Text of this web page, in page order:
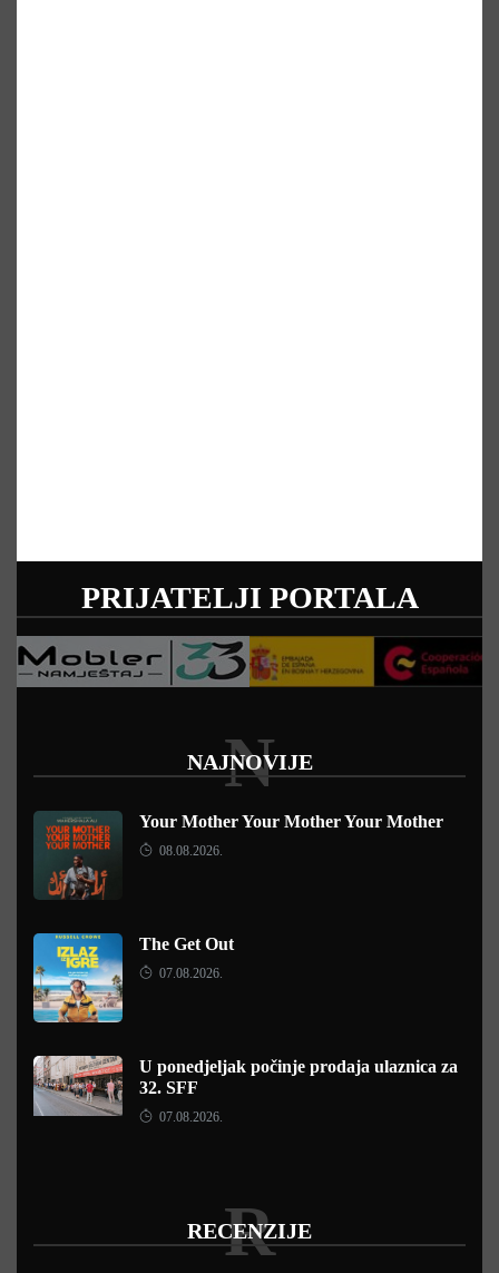
PRIJATELJI PORTALA
NAJNOVIJE
N
Your Mother Your Mother Your Mother
08.08.2026.
The Get Out
07.08.2026.
U ponedjeljak počinje prodaja ulaznica za
32. SFF
07.08.2026.
RECENZIJE
R